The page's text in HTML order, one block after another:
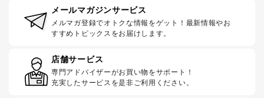
メールマガジンサービス
メルマガ登録でオトクな情報をゲット！最新情報やお
すすめトピックスをお届けします。
店舗サービス
専門アドバイザーがお買い物をサポート！
充実したサービスを是非ご利用ください。